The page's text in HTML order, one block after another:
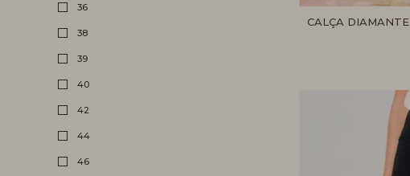
36
38
39
40
42
44
46
CALÇA DIAMANTE